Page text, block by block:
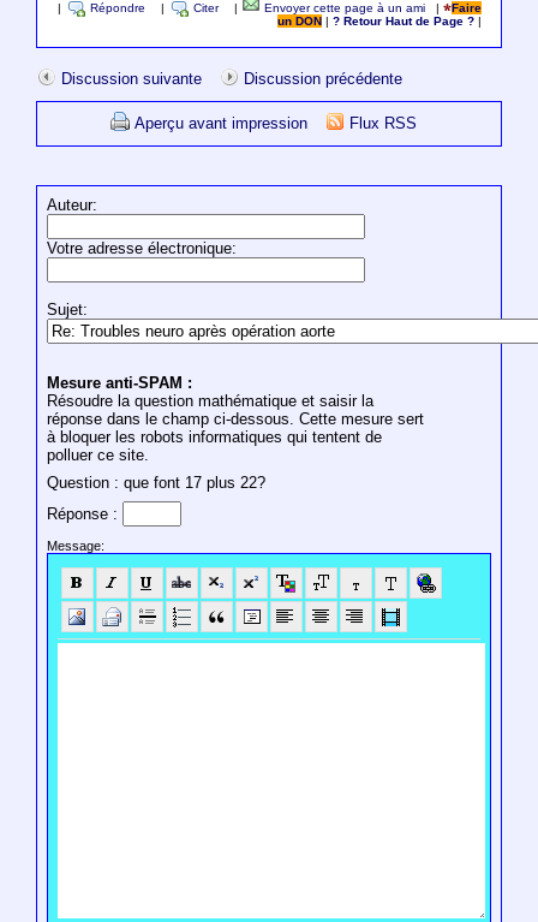
Répondre Citer Envoyer cette page à un ami |
Faire
un DON
|? Retour Haut de Page ?
Discussion suivante Discussion précédente
Aperçu avant impression Flux RSS
Auteur:
Votre adresse électronique:
Sujet:
Mesure anti-SPAM :
Résoudre la question mathématique et saisir la
réponse dans le champ ci-dessous. Cette mesure sert
à bloquer les robots informatiques qui tentent de
polluer ce site.
Question : que font 17 plus 22?
Réponse :
Message: